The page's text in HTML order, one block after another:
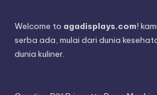
Welcome to agadisplays.com!
serba ada, mulai dari dunia
dunia kuliner.